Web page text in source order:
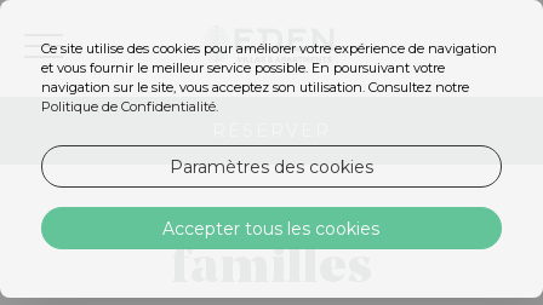
FR
familles
Ce site utilise des cookies pour améliorer votre expérience de navigation
et vous fournir le meilleur service possible. En poursuivant votre
navigation sur le site, vous acceptez son utilisation. Consultez notre
Politique de Confidentialité.
Paramètres des cookies
Accepter tous les cookies